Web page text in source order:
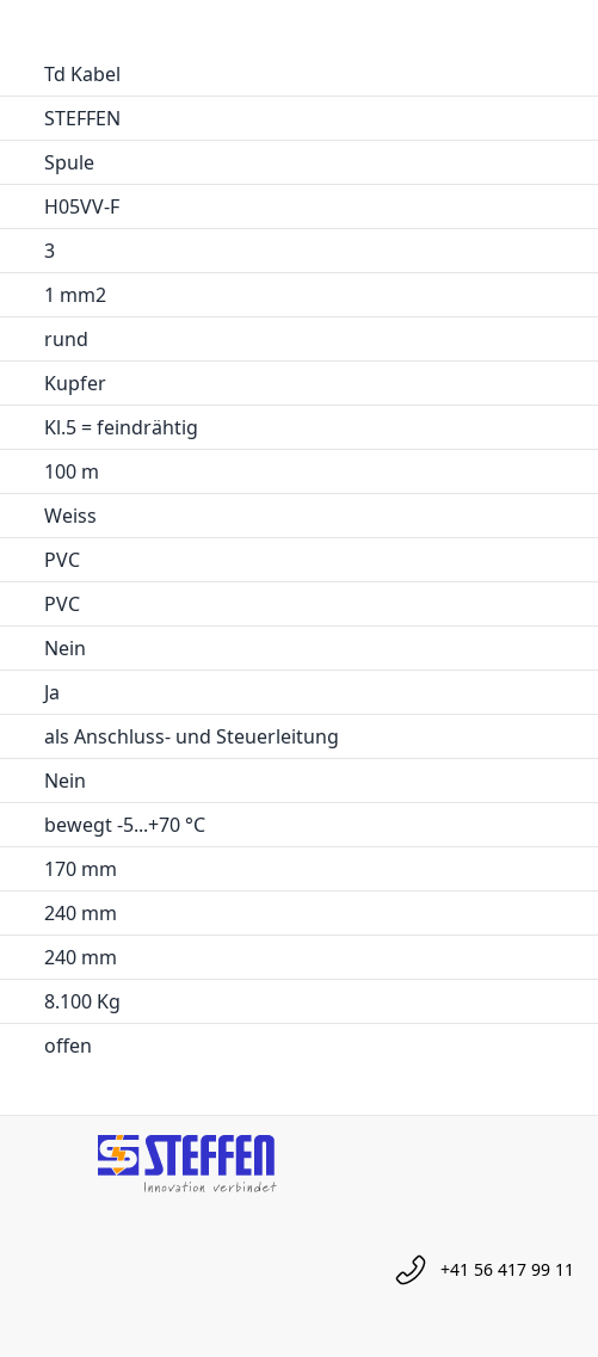
Td Kabel
STEFFEN
Spule
H05VV-F
3
1 mm2
rund
Kupfer
Kl.5 = feindrähtig
100 m
Weiss
PVC
PVC
Nein
Ja
als Anschluss- und Steuerleitung
Nein
bewegt -5...+70 °C
170 mm
240 mm
240 mm
8.100 Kg
offen
+41 56 417 99 11